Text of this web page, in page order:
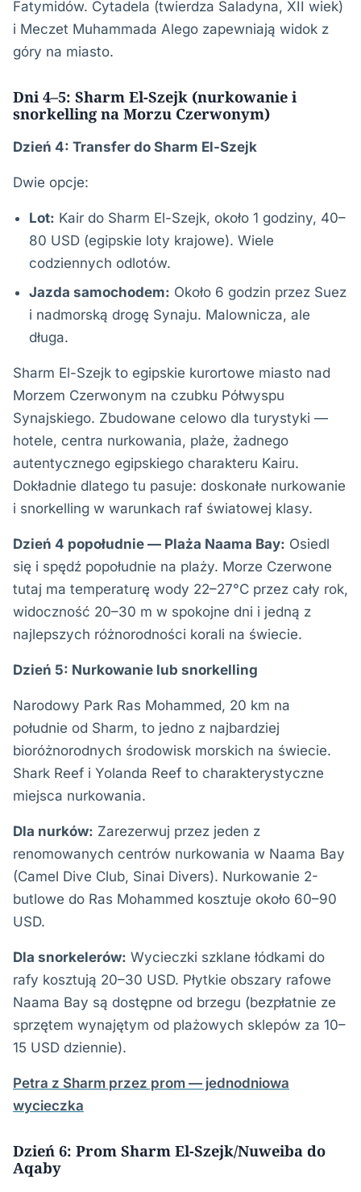
Fatymidów. Cytadela (twierdza Saladyna, XII wiek)
i Meczet Muhammada Alego zapewniają widok z
góry na miasto.
Dni 4–5: Sharm El-Szejk (nurkowanie i
snorkelling na Morzu Czerwonym)
Dzień 4: Transfer do Sharm El-Szejk
Dwie opcje:
Lot: Kair do Sharm El-Szejk, około 1 godziny, 40–
80 USD (egipskie loty krajowe). Wiele
codziennych odlotów.
Jazda samochodem: Około 6 godzin przez Suez
i nadmorską drogę Synaju. Malownicza, ale
długa.
Sharm El-Szejk to egipskie kurortowe miasto nad
Morzem Czerwonym na czubku Półwyspu
Synajskiego. Zbudowane celowo dla turystyki —
hotele, centra nurkowania, plaże, żadnego
autentycznego egipskiego charakteru Kairu.
Dokładnie dlatego tu pasuje: doskonałe nurkowanie
i snorkelling w warunkach raf światowej klasy.
Dzień 4 popołudnie — Plaża Naama Bay: Osiedl
się i spędź popołudnie na plaży. Morze Czerwone
tutaj ma temperaturę wody 22–27°C przez cały rok,
widoczność 20–30 m w spokojne dni i jedną z
najlepszych różnorodności korali na świecie.
Dzień 5: Nurkowanie lub snorkelling
Narodowy Park Ras Mohammed, 20 km na
południe od Sharm, to jedno z najbardziej
bioróżnorodnych środowisk morskich na świecie.
Shark Reef i Yolanda Reef to charakterystyczne
miejsca nurkowania.
Dla nurków: Zarezerwuj przez jeden z
renomowanych centrów nurkowania w Naama Bay
(Camel Dive Club, Sinai Divers). Nurkowanie 2-
butlowe do Ras Mohammed kosztuje około 60–90
USD.
Dla snorkelerów: Wycieczki szklane łódkami do
rafy kosztują 20–30 USD. Płytkie obszary rafowe
Naama Bay są dostępne od brzegu (bezpłatnie ze
sprzętem wynajętym od plażowych sklepów za 10–
15 USD dziennie).
Petra z Sharm przez prom — jednodniowa
wycieczka
Dzień 6: Prom Sharm El-Szejk/Nuweiba do
Aqaby